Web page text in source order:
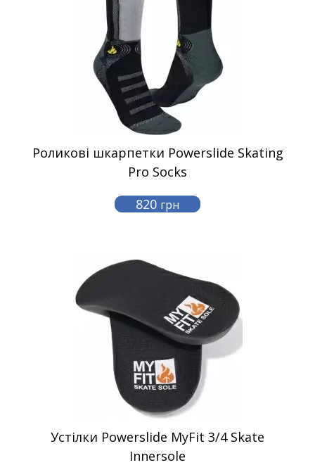
Роликові шкарпетки Powerslide Skating
Pro Socks
820 грн
Устілки Powerslide MyFit 3/4 Skate
Innersole